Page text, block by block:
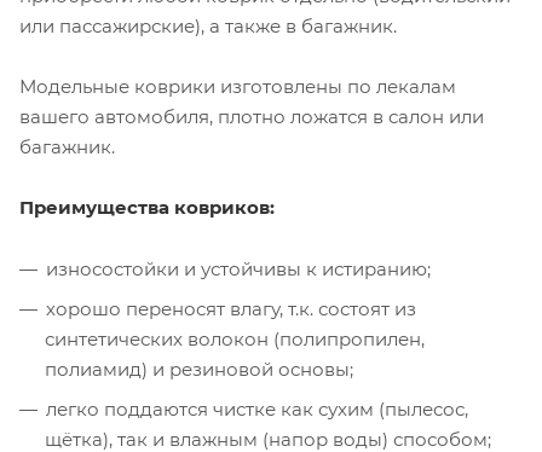
или пассажирские), а также в багажник.
Модельные коврики изготовлены по лекалам
вашего автомобиля, плотно ложатся в салон или
багажник.
Преимущества ковриков:
износостойки и устойчивы к истиранию;
хорошо переносят влагу, т.к. состоят из
синтетических волокон (полипропилен,
полиамид) и резиновой основы;
легко поддаются чистке как сухим (пылесос,
щётка), так и влажным (напор воды) способом;